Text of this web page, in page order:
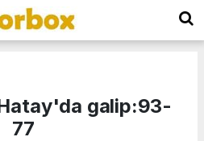
galip:93-
77